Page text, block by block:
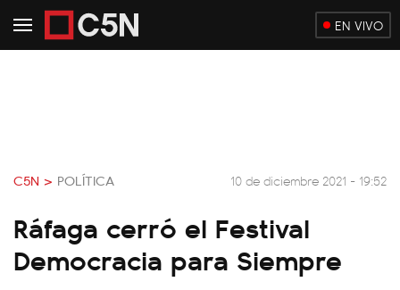
EN VIVO
C5N > POLÍTICA 10 de diciembre 2021 - 19:52
Ráfaga cerró el Festival
Democracia para Siempre